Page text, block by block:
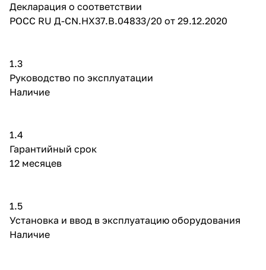
Декларация о соответствии
РОСС RU Д-CN.НХ37.В.04833/20 от 29.12.2020
1.3
Руководство по эксплуатации
Наличие
1.4
Гарантийный срок
12 месяцев
1.5
Установка и ввод в эксплуатацию оборудования
Наличие